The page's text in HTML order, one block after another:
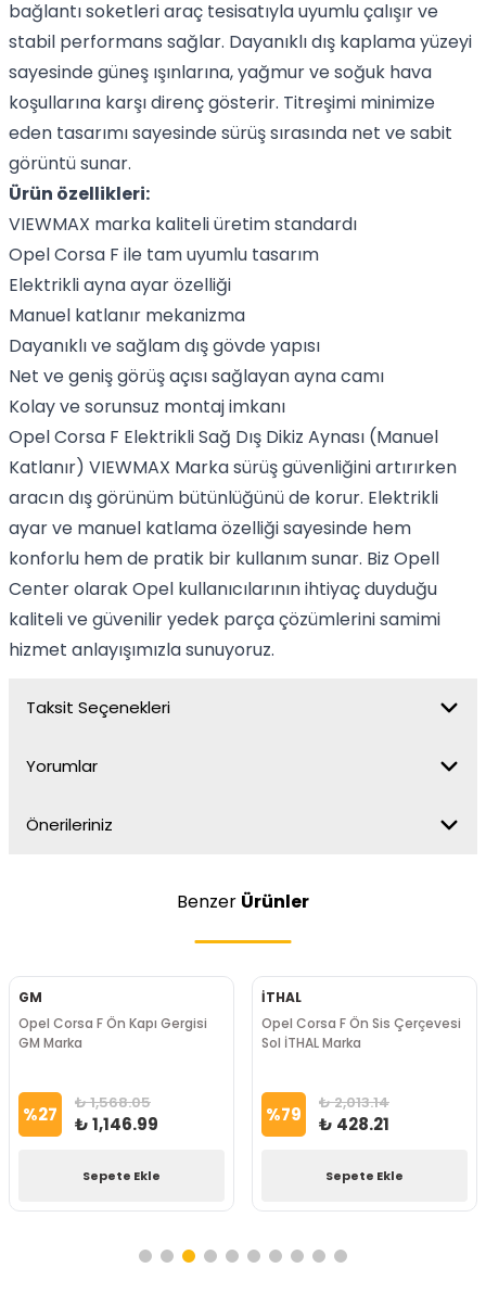
bağlantı soketleri araç tesisatıyla uyumlu çalışır ve
stabil performans sağlar. Dayanıklı dış kaplama yüzeyi
sayesinde güneş ışınlarına, yağmur ve soğuk hava
koşullarına karşı direnç gösterir. Titreşimi minimize
eden tasarımı sayesinde sürüş sırasında net ve sabit
görüntü sunar.
Ürün özellikleri:
VIEWMAX marka kaliteli üretim standardı
Opel Corsa F ile tam uyumlu tasarım
Elektrikli ayna ayar özelliği
Manuel katlanır mekanizma
Dayanıklı ve sağlam dış gövde yapısı
Net ve geniş görüş açısı sağlayan ayna camı
Kolay ve sorunsuz montaj imkanı
Opel Corsa F Elektrikli Sağ Dış Dikiz Aynası (Manuel
Katlanır) VIEWMAX Marka sürüş güvenliğini artırırken
aracın dış görünüm bütünlüğünü de korur. Elektrikli
ayar ve manuel katlama özelliği sayesinde hem
konforlu hem de pratik bir kullanım sunar. Biz Opell
Center olarak Opel kullanıcılarının ihtiyaç duyduğu
kaliteli ve güvenilir yedek parça çözümlerini samimi
hizmet anlayışımızla sunuyoruz.
Taksit Seçenekleri
Yorumlar
Önerileriniz
Benzer Ürünler
GM
Opel Corsa F Ön Kapı Gergisi
GM Marka
%27 ₺ 1,568.05
₺ 1,146.99
Sepete Ekle
İTHAL
Opel Corsa F Ön Sis Çerçevesi
Sol İTHAL Marka
%79 ₺ 2,013.14
₺ 428.21
Sepete Ekle